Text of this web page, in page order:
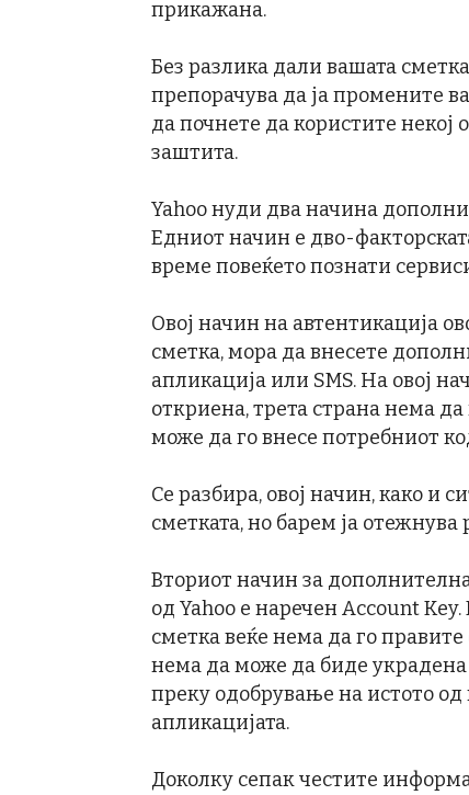
прикажана.
Без разлика дали вашата
препорачува да ја промените
да почнете да користите
заштита.
Yahoo нуди два начина
Едниот начин е дво-
време повеќето познати
Овој начин на автентикација
сметка, мора да внесете
апликација или SMS. На овој
откриена, трета страна нема
може да го внесе потребниот
Се разбира, овој начин, како и
сметката, но барем ја отежнува
Вториот начин за
од Yahoo е наречен Account
сметка веќе нема да го
нема да може да биде украдена
преку одобрување на истото
апликацијата.
Доколку сепак честите